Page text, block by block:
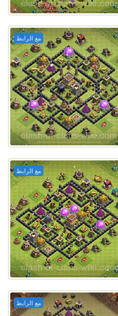
مع الرابط
مع الرابط
مع الرابط